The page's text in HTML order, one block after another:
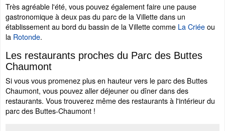
Très agréable l'été, vous pouvez également faire une pause
gastronomique à deux pas du parc de la Villette dans un
établissement au bord du bassin de la Villette comme La Criéeou
la Rotonde.
Les restaurants proches du Parc des Buttes
Chaumont
Si vous vous promenez plus en hauteur vers le parc des Buttes
Chaumont, vous pouvez aller déjeuner ou dîner dans des
restaurants. Vous trouverez même des restaurants à l'intérieur du
parc des Buttes-Chaumont !